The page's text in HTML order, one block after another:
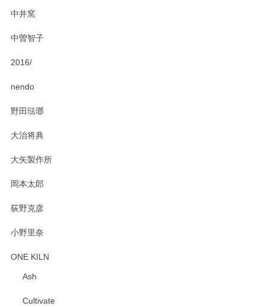
中井窯
中曽智子
2016/
nendo
野田琺瑯
大治将典
大矢製作所
岡本太郎
荻野克彦
小野里奈
ONE KILN
Ash
Cultivate